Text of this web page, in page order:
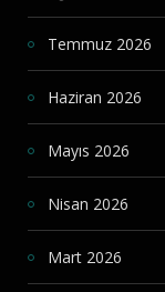
Temmuz 2026
Haziran 2026
Mayıs 2026
Nisan 2026
Mart 2026